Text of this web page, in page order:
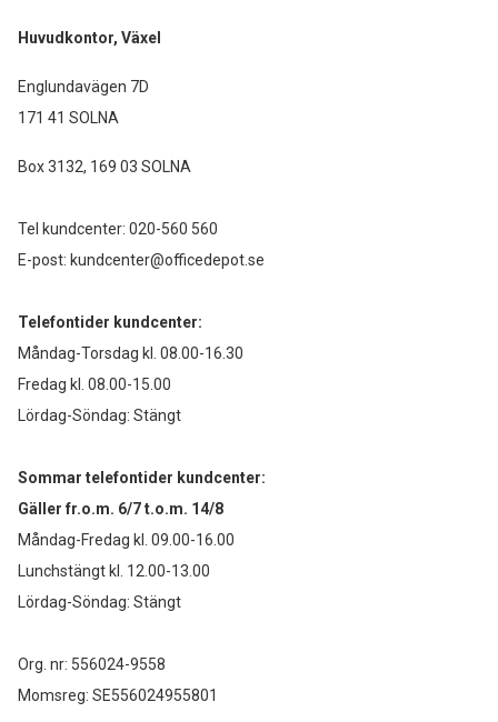
Huvudkontor, Växel
Englundavägen 7D
171 41 SOLNA
Box 3132, 169 03 SOLNA
Tel kundcenter: 020-560 560
E-post: kundcenter@officedepot.se
Telefontider kundcenter:
Måndag-Torsdag kl. 08.00-16.30
Fredag kl. 08.00-15.00
Lördag-Söndag: Stängt
Sommar telefontider kundcenter:
Gäller fr.o.m. 6/7 t.o.m. 14/8
Måndag-Fredag kl. 09.00-16.00
Lunchstängt kl. 12.00-13.00
Lördag-Söndag: Stängt
Org. nr: 556024-9558
Momsreg: SE556024955801